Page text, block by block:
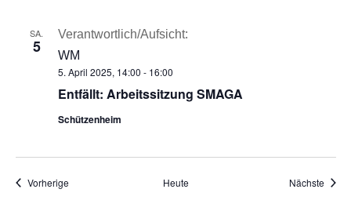
SA.
5
5. April 2025, 14:00 - 16:00
Entfällt: Arbeitssitzung SMAGA
Schützenheim
Verantwortlich/Aufsicht:
WM
VorherigeTermine Heute Nächste